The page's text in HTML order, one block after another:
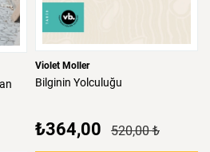
Violet Moller
Bilginin Yolculuğu
₺364,00 520,00 ₺